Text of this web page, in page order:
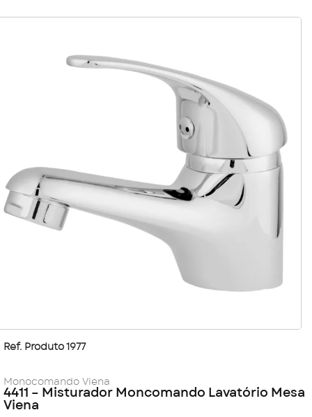
Ref. Produto 1977
Monocomando Viena
4411 – Misturador Moncomando Lavatório Mesa
Viena